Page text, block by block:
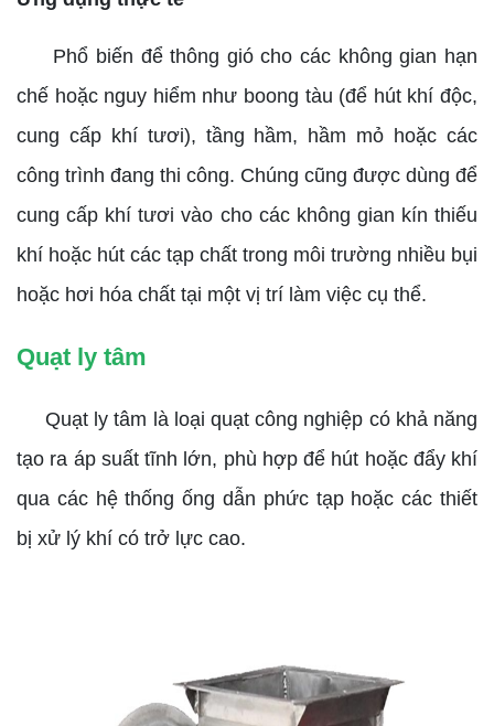
Phổ biến để thông gió cho các không gian hạn
chế hoặc nguy hiểm như boong tàu (để hút khí độc,
cung cấp khí tươi), tầng hầm, hầm mỏ hoặc các
công trình đang thi công. Chúng cũng được dùng để
cung cấp khí tươi vào cho các không gian kín thiếu
khí hoặc hút các tạp chất trong môi trường nhiều bụi
hoặc hơi hóa chất tại một vị trí làm việc cụ thể.
Quạt ly tâm
Quạt ly tâm là loại quạt công nghiệp có khả năng
tạo ra áp suất tĩnh lớn, phù hợp để hút hoặc đẩy khí
qua các hệ thống ống dẫn phức tạp hoặc các thiết
bị xử lý khí có trở lực cao.